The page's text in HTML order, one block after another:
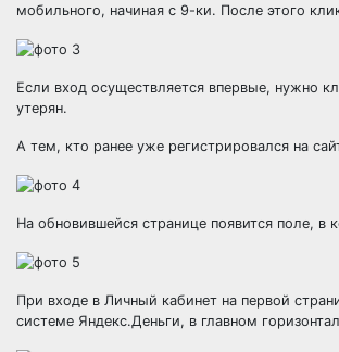
мобильного, начиная с 9-ки. После этого
Если вход осуществляется впервые, нужно
утерян.
А тем, кто ранее уже регистрировался на
На обновившейся странице появится поле, в
При входе в Личный кабинет на первой
системе Яндекс.Деньги, в главном